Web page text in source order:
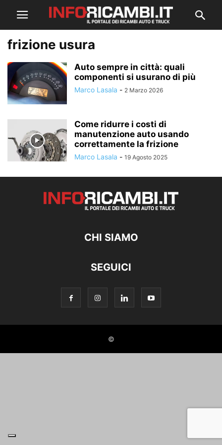
frizione usura
Auto sempre in città: quali
componenti si usurano di più
Marco Lasala - 2 Marzo 2026
Come ridurre i costi di
manutenzione auto usando
correttamente la frizione
Marco Lasala - 19 Agosto 2025
CHI SIAMO
SEGUICI
©